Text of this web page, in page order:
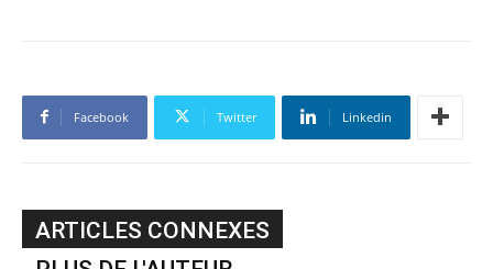
Facebook Twitter Linkedin
ARTICLES CONNEXES